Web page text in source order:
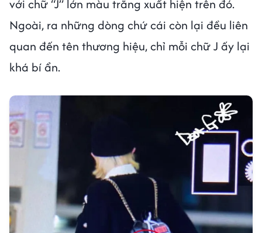
với chữ “J” lớn màu trắng xuất hiện trên đó.
Ngoài, ra những dòng chứ cái còn lại đều liên
quan đến tên thương hiệu, chỉ mỗi chữ J ấy lại
khá bí ẩn.